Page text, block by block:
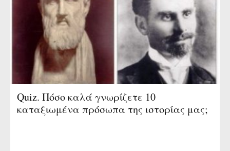
Quiz. Πόσο καλά γνωρίζετε 10
καταξιωμένα πρόσωπα της ιστορίας μας;